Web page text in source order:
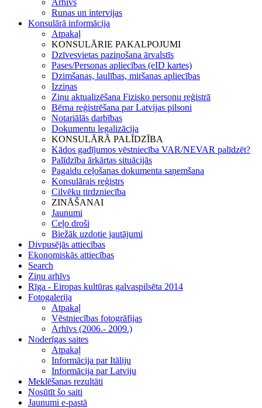
Arhīvs
Runas un intervijas
Konsulārā informācija
Atpakaļ
KONSULĀRIE PAKALPOJUMI
Dzīvesvietas paziņošana ārvalstīs
Pases/Personas apliecības (eID kartes)
Dzimšanas, laulības, miršanas apliecības
Izziņas
Ziņu aktualizēšana Fizisko personu reģistrā
Bērna reģistrēšana par Latvijas pilsoni
Notariālās darbības
Dokumentu legalizācija
KONSULĀRĀ PALĪDZĪBA
Kādos gadījumos vēstniecība VAR/NEVAR palīdzēt?
Palīdzība ārkārtas situācijās
Pagaidu ceļošanas dokumenta saņemšana
Konsulārais reģistrs
Cilvēku tirdzniecība
ZINĀŠANAI
Jaunumi
Ceļo droši
Biežāk uzdotie jautājumi
Divpusējās attiecības
Ekonomiskās attiecības
Search
Ziņu arhīvs
Rīga - Eiropas kultūras galvaspilsēta 2014
Fotogalerija
Atpakaļ
Vēstniecības fotogrāfijas
Arhīvs (2006.- 2009.)
Noderīgas saites
Atpakaļ
Informācija par Itāliju
Informācija par Latviju
Meklēšanas rezultāti
Nosūtīt šo saiti
Jaunumi e-pastā